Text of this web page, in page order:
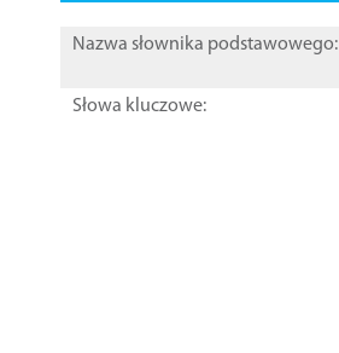
Nazwa słownika podstawowego:
Słowa kluczowe: